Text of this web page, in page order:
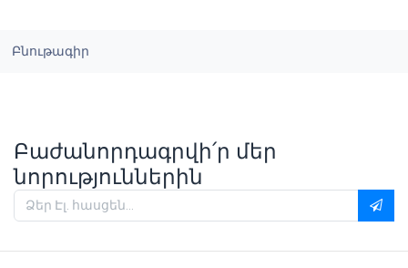
Բնութագիր
Բաժանորդագրվի՛ր մեր
նորություններին